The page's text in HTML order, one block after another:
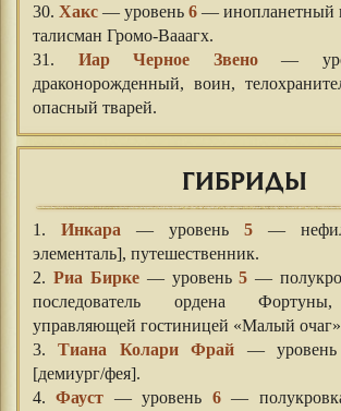
30. Хакс — уровень 6 — инопланетный
талисман Громо-Вааагх.
31. Иар Черное Звено—
драконорожденный, воин,
опасный тварей.
ГИБРИДЫ
1. Инкара — уровень 5 —
элементаль], путешественник.
2. Риа Бирке— уровень5 —
последователь ордена Фортуны,
управляющей гостиницей «Малый
3.Тиана Колари Фрай — уровень
[демиург/фея].
4.Фауст — уровень 6—